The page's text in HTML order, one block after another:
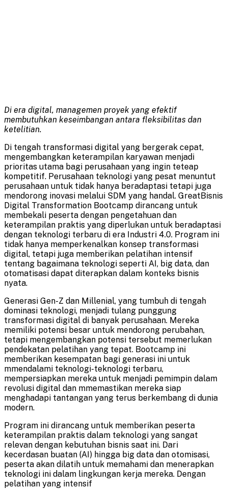
Di era digital, managemen proyek yang efektif
membutuhkan keseimbangan antara fleksibilitas dan
ketelitian.
Di tengah transformasi digital yang bergerak cepat,
mengembangkan keterampilan karyawan menjadi
prioritas utama bagi perusahaan yang ingin teteap
kompetitif. Perusahaan teknologi yang pesat menuntut
perusahaan untuk tidak hanya beradaptasi tetapi juga
mendorong inovasi melalui SDM yang handal. GreatBisnis
Digital Transformation Bootcamp dirancang untuk
membekali peserta dengan pengetahuan dan
keterampilan praktis yang diperlukan untuk beradaptasi
dengan teknologi terbaru di era Industri 4.0. Program ini
tidak hanya memperkenalkan konsep transformasi
digital, tetapi juga memberikan pelatihan intensif
tentang bagaimana teknologi seperti AI, big data, dan
otomatisasi dapat diterapkan dalam konteks bisnis
nyata.
Generasi Gen-Z dan Millenial, yang tumbuh di tengah
dominasi teknologi, menjadi tulang punggung
transformasi digital di banyak perusahaan. Mereka
memiliki potensi besar untuk mendorong perubahan,
tetapi mengembangkan potensi tersebut memerlukan
pendekatan pelatihan yang tepat. Bootcamp ini
memberikan kesempatan bagi generasi ini untuk
mmendalami teknologi-teknologi terbaru,
mempersiapkan mereka untuk menjadi pemimpin dalam
revolusi digital dan mmemastikan mereka siap
menghadapi tantangan yang terus berkembang di dunia
modern.
Program ini dirancang untuk memberikan peserta
keterampilan praktis dalam teknologi yang sangat
relevan dengan kebutuhan bisnis saat ini. Dari
kecerdasan buatan (AI) hingga big data dan otomisasi,
peserta akan dilatih untuk memahami dan menerapkan
teknologi ini dalam lingkungan kerja mereka. Dengan
pelatihan yang intensif